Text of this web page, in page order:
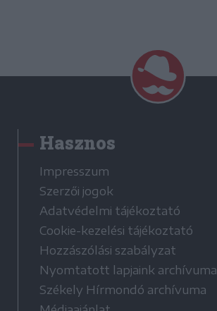
Hasznos
Impresszum
Szerzői jogok
Adatvédelmi tájékoztató
Cookie-kezelési tájékoztató
Hozzászólási szabályzat
Nyomtatott lapjaink archívuma
Székely Hírmondó archívuma